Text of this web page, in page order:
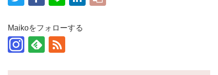
Maikoをフォローする